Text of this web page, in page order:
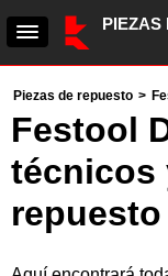
PIEZAS
Piezas de repuesto >
Festool
técnicos
repuesto